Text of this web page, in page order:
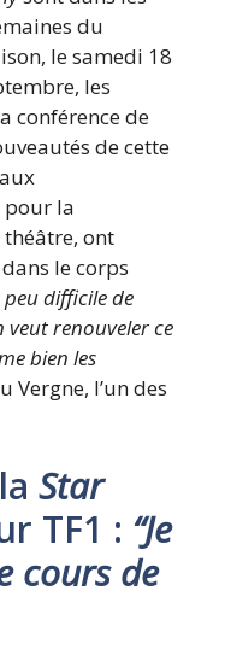
du
le samedi 18
les
conférence de
de cette
pour la
ont
le corps
peu difficile de
veut renouveler ce
bien les
Vergne, l’un des
Star
TF1 : “Je
cours de